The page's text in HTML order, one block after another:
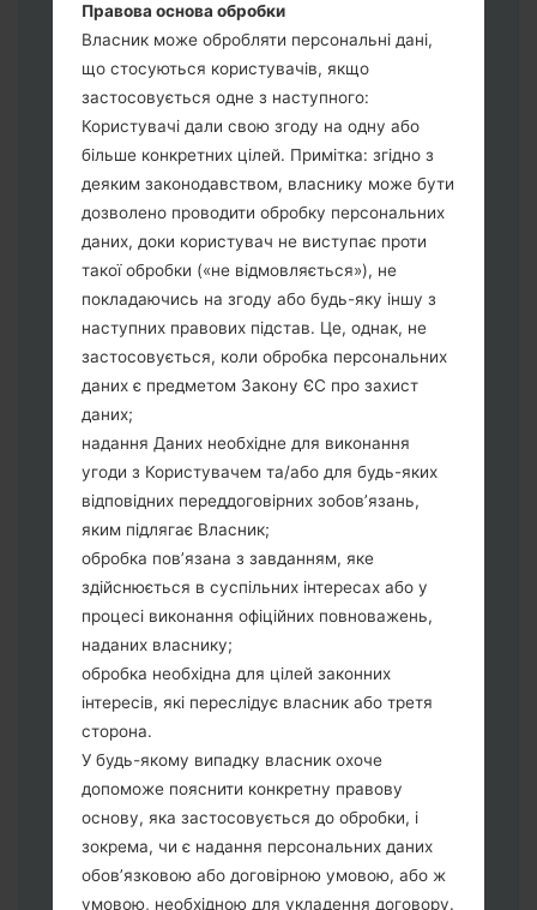
прошивки.
Вам потрібно 1 (Вибрати 1 файл
прошивки тут) або 5 (Вибрати 5 файл
прошивки тут) файлів для прошивки:
AP: "System & Recovery"
CP: "Modem & Radio"
CSC_***: "Country & Region & Operator"
HOME_CSC_***: "Country & Region &
Operator"
Додайте усі файли у програму Odin 3.
Якщо ви хочете прошити телефон та
скинути до заводських налаштувань
оберіть CSC_***, у іншому випадку
виберіть HOME_CSC_*** для
збереження Ваших даних.
Тепер вимкніть пристрій і увійдіть у
"Download" режим. Усі методи як це
зробити:
Натисніть та утримуйти клавіші:
живлення, збільшення гучності та Bixbi.
Натисніть та утримуйте клавіші:
зменшення та збільшення гучності.
Підключивши телефон до ПК
використовуючи USB кабель.
Натисніть та утримуйти клавіші:
живлення, збільшення гучності та
додому.
Підключіть USB кабель та натисніть
клавіші: зменшення звуку та Bixbi.
Натисніть та утримуйти клавіші:
живлення та збільшення гучності.
Правова основа обробки
Власник може обробляти персональні дані,
що стосуються користувачів, якщо
застосовується одне з наступного:
Користувачі дали свою згоду на одну або
більше конкретних цілей. Примітка: згідно з
деяким законодавством, власнику може бути
дозволено проводити обробку персональних
даних, доки користувач не виступає проти
такої обробки («не відмовляється»), не
покладаючись на згоду або будь-яку іншу з
наступних правових підстав. Це, однак, не
застосовується, коли обробка персональних
даних є предметом Закону ЄС про захист
даних;
надання Даних необхідне для виконання
угоди з Користувачем та/або для будь-яких
відповідних переддоговірних зобов’язань,
яким підлягає Власник;
обробка пов’язана з завданням, яке
здійснюється в суспільних інтересах або у
процесі виконання офіційних повноважень,
наданих власнику;
обробка необхідна для цілей законних
інтересів, які переслідує власник або третя
сторона.
У будь-якому випадку власник охоче
допоможе пояснити конкретну правову
основу, яка застосовується до обробки, і
зокрема, чи є надання персональних даних
обов’язковою або договірною умовою, або ж
умовою, необхідною для укладення договору.